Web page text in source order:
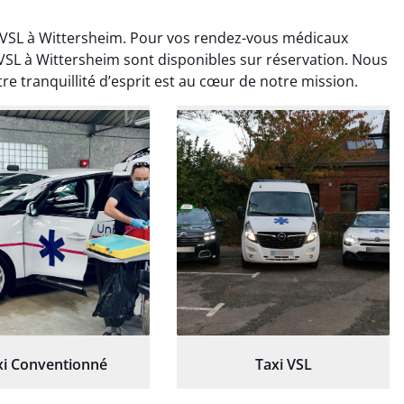
à Wittersheim. Pour vos rendez-vous médicaux
à Wittersheim sont disponibles sur réservation. Nous
tranquillité d’esprit est au cœur de notre mission.
Conventionné Taxi VSL
Deschamps
janvier 2025
du transport,
bien déroulé.
à l’écoute et
patient.
Jérémy Ferrand
8 septembre 2024
Transport ponctuel et
personnel très attentionné.
Très satisfait du service.